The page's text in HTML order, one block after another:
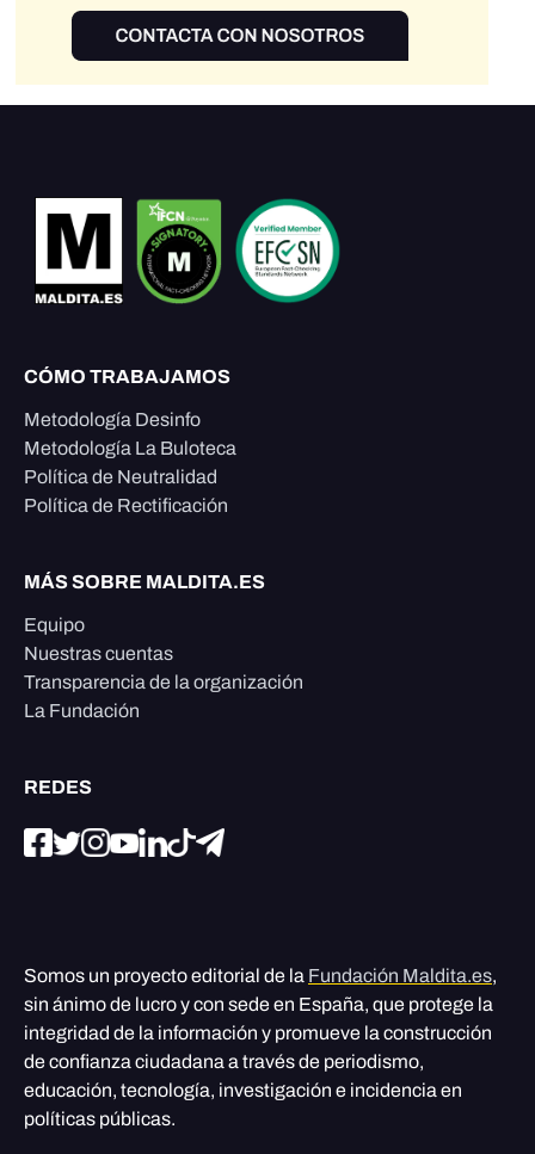
CÓMO TRABAJAMOS
Metodología Desinfo
Metodología La Buloteca
Política de Neutralidad
Política de Rectificación
MÁS SOBRE MALDITA.ES
Equipo
Nuestras cuentas
Transparencia de la organización
La Fundación
REDES
Somos un proyecto editorial de la Fundación Maldita.es,
sin ánimo de lucro y con sede en España, que protege la
integridad de la información y promueve la construcción
de confianza ciudadana a través de periodismo,
educación, tecnología, investigación e incidencia en
políticas públicas.